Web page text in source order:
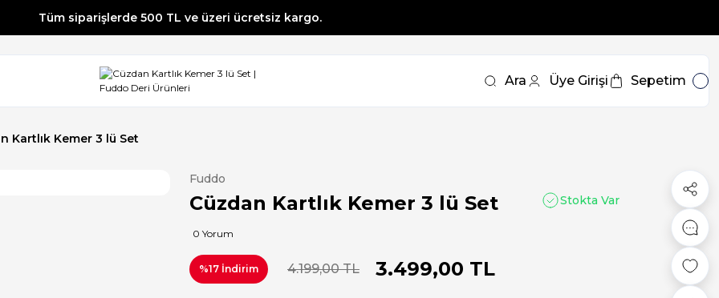
Tüm siparişlerde 500 TL ve üzeri ücretsiz kargo.
Tüm siparişlerde 500 TL ve üzeri ücretsiz kargo.
Tüm siparişlerde 500 TL ve üzeri ücretsiz kargo. Ara Üye Girişi Sepetim
Kartlık Kemer 3 lü Set
Fuddo
Cüzdan Kartlık Kemer 3 lü Set
0 Yorum
Stokta Var
%17 İndirim 4.199,00 TL 3.499,00 TL